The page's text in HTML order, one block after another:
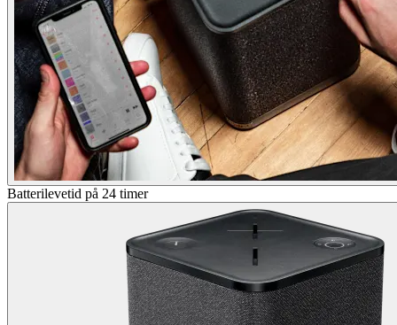
Batterilevetid på 24 timer